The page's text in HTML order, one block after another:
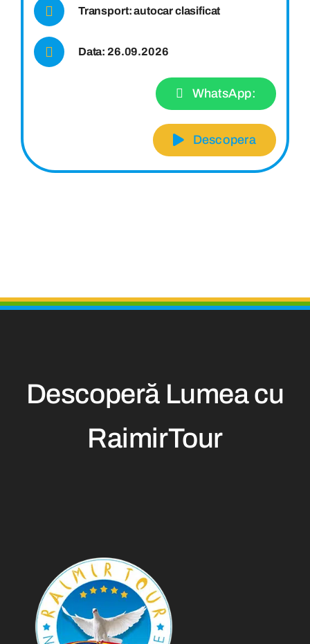
Transport: autocar clasificat
Data: 26.09.2026
WhatsApp:
Descopera
Descoperă Lumea cu
RaimirTour